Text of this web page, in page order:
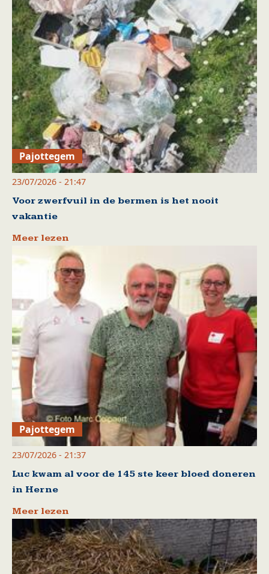
Pajottegem
23/07/2026 - 21:47
Voor zwerfvuil in de bermen is het nooit
vakantie
Meer lezen
Pajottegem
23/07/2026 - 21:37
Luc kwam al voor de 145 ste keer bloed doneren
in Herne
Meer lezen